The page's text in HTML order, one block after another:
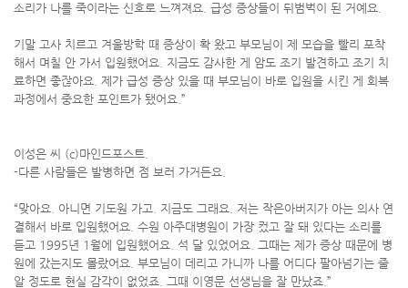
소리가 나를 죽이라는 신호로 느껴져요. 급성 증상들이 뒤범벅이 된 거예요.
기말 고사 치르고 겨울방학 때 증상이 확 왔고 부모님이 제 모습을 빨리 포착
해서 며칠 안 가서 입원했어요. 지금도 감사한 게 암도 조기 발견하고 조기 치
료하면 좋잖아요. 제가 급성 증상 있을 때 부모님이 바로 입원을 시킨 게 회복
과정에서 중요한 포인트가 됐어요.”
이성은 씨 (c)마인드포스트.
-다른 사람들은 발병하면 점 보러 가거든요.
“맞아요. 아니면 기도원 가고. 지금도 그래요. 저는 작은아버지가 아는 의사 연
결해서 바로 입원했어요. 수원 아주대병원이 가장 컸고 잘 돼 있다는 소리를
듣고 1995년 1월에 입원했어요. 석 달 있었어요. 그때는 제가 증상 때문에 병
원에 갔는지도 몰랐어요. 부모님이 데리고 가니까 나를 어디다 팔아넘기는 줄
알 정도로 현실 감각이 없었죠. 그때 이영문 선생님을 잘 만났죠.”